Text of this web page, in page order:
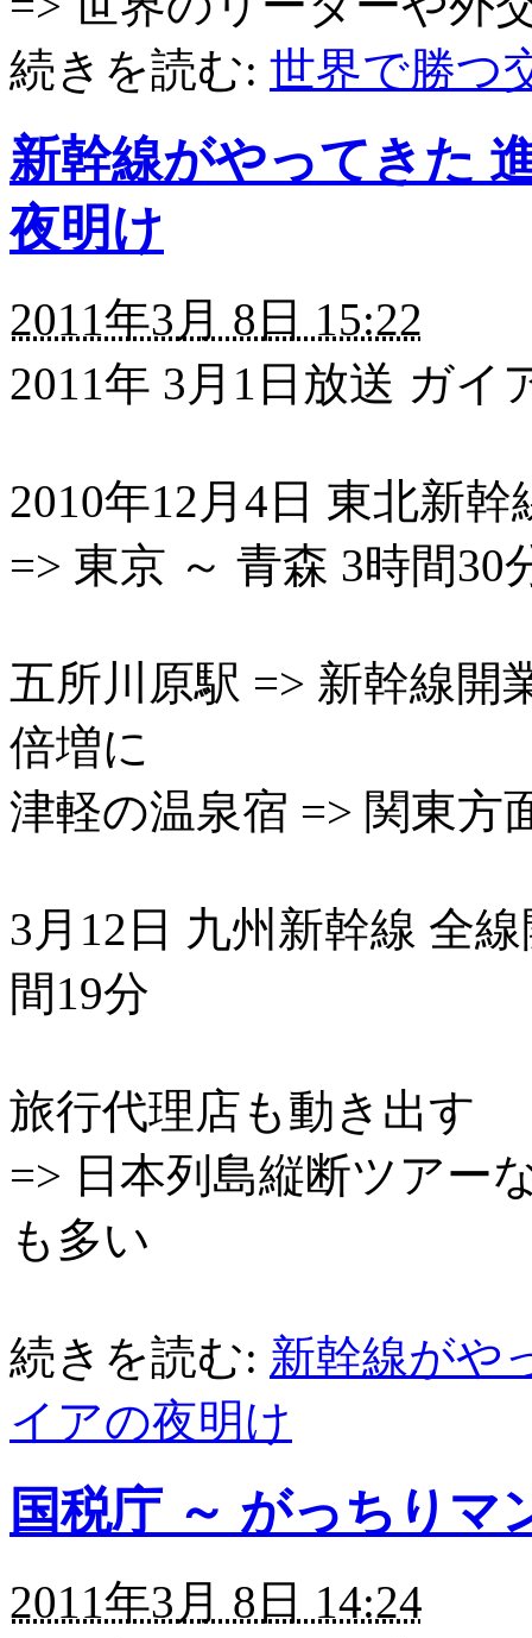
続きを読む: 世界で勝つ
新幹線がやってきた
夜明け
2011年3月 8日 15:22
2011年 3月1日放送 ガ
2010年12月4日 東北新幹
=> 東京 ～ 青森 3時間30
五所川原駅 => 新幹線開
倍増に
津軽の温泉宿 => 関東方
3月12日 九州新幹線 全
間19分
旅行代理店も動き出す
=> 日本列島縦断ツアー
も多い
続きを読む: 新幹線がや
イアの夜明け
国税庁 ～ がっちりマ
2011年3月 8日 14:24